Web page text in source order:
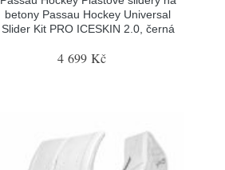
betony Passau Hockey Universal
Slider Kit PRO ICESKIN 2.0, černá
4 699 Kč